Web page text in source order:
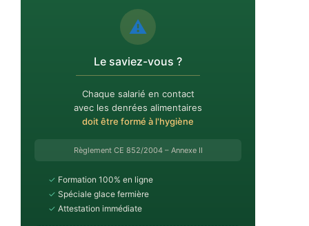
⚠️
Le saviez-vous ?
Chaque salarié en contact
avec les denrées alimentaires
doit être formé à l'hygiène
Règlement CE 852/2004 – Annexe II
✓ Formation 100% en ligne
✓ Spéciale glace fermière
✓ Attestation immédiate